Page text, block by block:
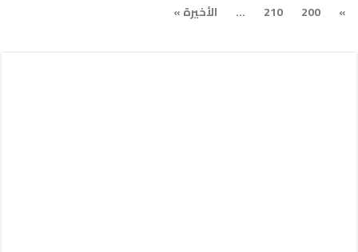
»
200
210
... الأخيرة »